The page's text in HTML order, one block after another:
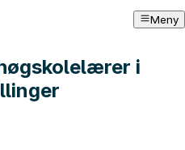
Meny
i